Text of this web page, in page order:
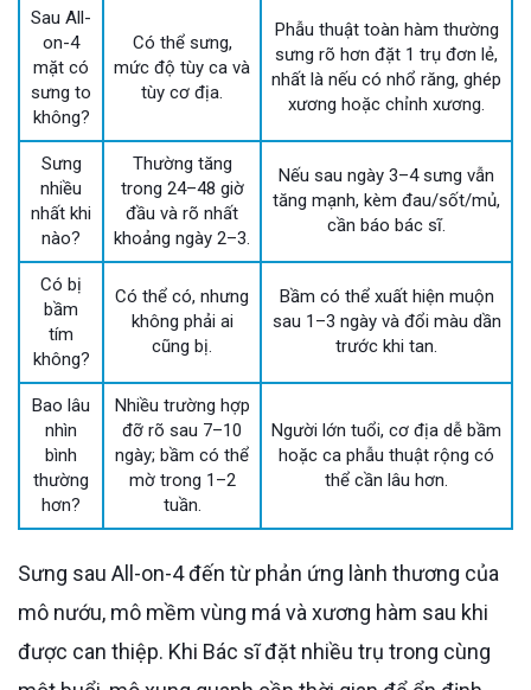
Sau All-
on-4
mặt có
sưng to
không?
Có thể sưng,
mức độ tùy ca và
tùy cơ địa.
Phẫu thuật toàn hàm thường
sưng rõ hơn đặt 1 trụ đơn lẻ,
nhất là nếu có nhổ răng, ghép
xương hoặc chỉnh xương.
Sưng
nhiều
nhất khi
nào?
Thường tăng
trong 24–48 giờ
đầu và rõ nhất
khoảng ngày 2–3.
Nếu sau ngày 3–4 sưng vẫn
tăng mạnh, kèm đau/sốt/mủ,
cần báo bác sĩ.
Có bị
bầm
tím
không?
Có thể có, nhưng
không phải ai
cũng bị.
Bầm có thể xuất hiện muộn
sau 1–3 ngày và đổi màu dần
trước khi tan.
Bao lâu
nhìn
bình
thường
hơn?
Nhiều trường hợp
đỡ rõ sau 7–10
ngày; bầm có thể
mờ trong 1–2
tuần.
Người lớn tuổi, cơ địa dễ bầm
hoặc ca phẫu thuật rộng có
thể cần lâu hơn.
Sưng sau All-on-4 đến từ phản ứng lành thương của
mô nướu, mô mềm vùng má và xương hàm sau khi
được can thiệp. Khi Bác sĩ đặt nhiều trụ trong cùng